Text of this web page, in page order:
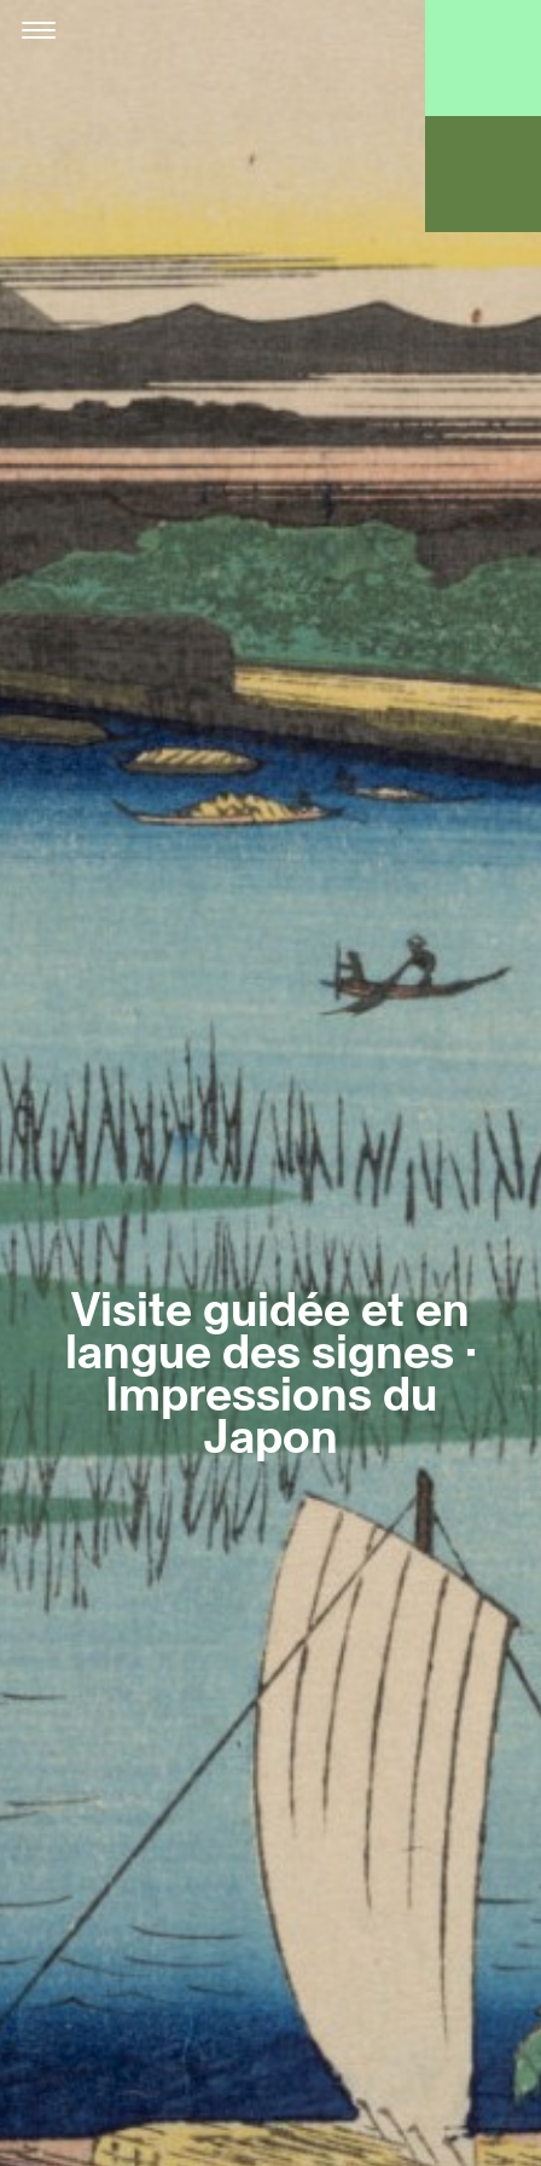
Visite guidée et en
langue des signes ·
Impressions du
Japon